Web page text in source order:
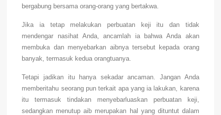
bergabung bersama orang-orang yang bertakwa.
Jika ia tetap melakukan perbuatan keji itu dan tidak
mendengar nasihat Anda, ancamlah ia bahwa Anda akan
membuka dan menyebarkan aibnya tersebut kepada orang
banyak, termasuk kedua orangtuanya.
Tetapi jadikan itu hanya sekadar ancaman. Jangan Anda
memberitahu seorang pun terkait apa yang ia lakukan, karena
itu termasuk tindakan menyebarluaskan perbuatan keji,
sedangkan menutup aib merupakan hal yang dituntut dalam